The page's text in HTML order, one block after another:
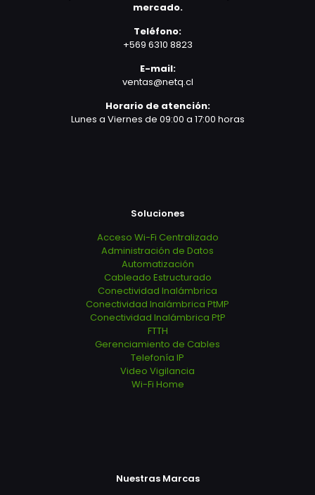
mercado.
Teléfono:
+569 6310 8823
E-mail:
ventas@netq.cl
Horario de atención:
Lunes a Viernes de 09:00 a 17:00 horas
Soluciones
Acceso Wi-Fi Centralizado
Administración de Datos
Automatización
Cableado Estructurado
Conectividad Inalámbrica
Conectividad Inalámbrica PtMP
Conectividad Inalámbrica PtP
FTTH
Gerenciamiento de Cables
Telefonía IP
Video Vigilancia
Wi-Fi Home
Nuestras Marcas